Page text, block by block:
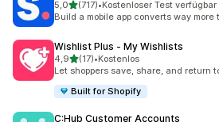
5,0von 5 Sternen
(717)
717 Rezensionen insgesamt
•Kostenloser Test verfügbar
Build a mobile app converts way more
Wishlist Plus ‑ My Wishlists
4,9von 5 Sternen
(17)
17 Rezensionen insgesamt
•Kostenlos
Let shoppers save, share, and return
Built for Shopify
C:Hub Customer Accounts